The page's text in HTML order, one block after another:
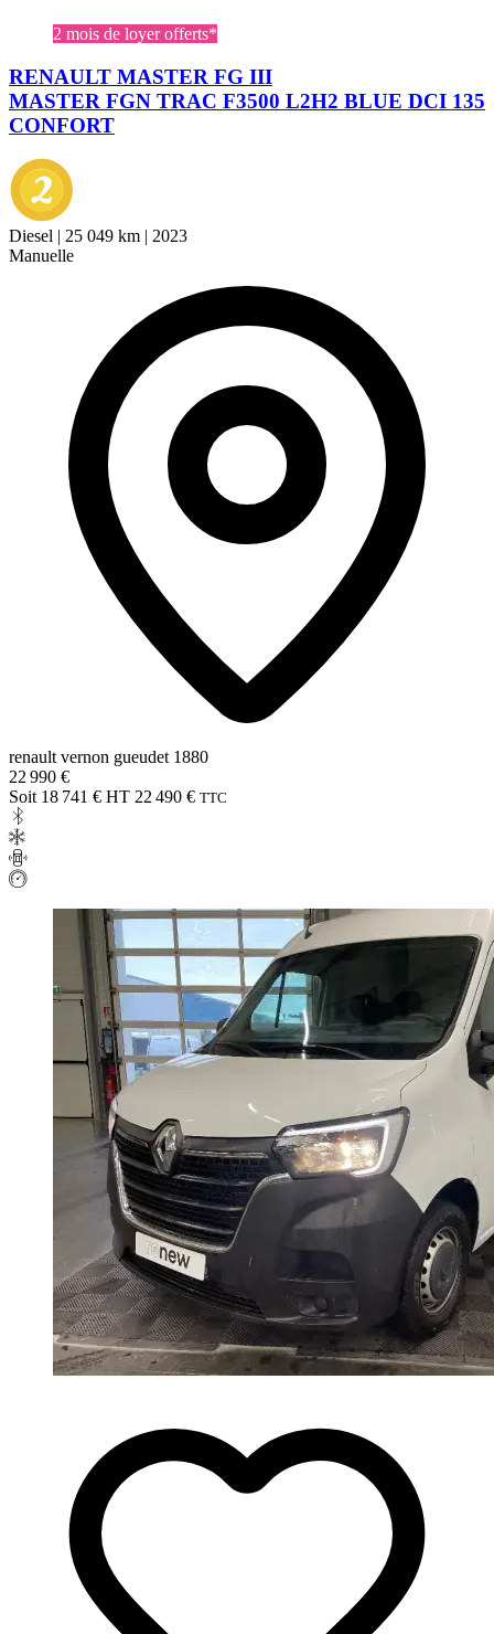
2 mois de loyer offerts*
RENAULT MASTER FG III
MASTER FGN TRAC F3500 L2H2 BLUE DCI 135
CONFORT
Diesel | 25 049 km | 2023
Manuelle
renault vernon gueudet 1880
22 990 €
Soit 18 741 € HT 22 490 € TTC